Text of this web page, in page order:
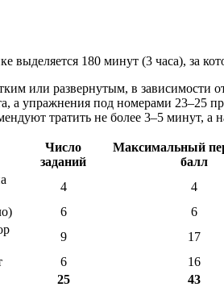
выделяется 180 минут (3 часа), за
или развернутым, в зависимости
а упражнения под номерами 23–25
тратить не более 3–5 минут, а
Число
заданий
Максимальный
балл
4 4
6 6
9 17
6 16
25 43